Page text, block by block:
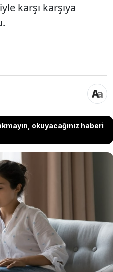
karşı karşıya
okuyacağınız haberi
depresyonlu
durumdaki erkeklere göre
kalp hastalığı riskiyle karşı
ortaya koydu.